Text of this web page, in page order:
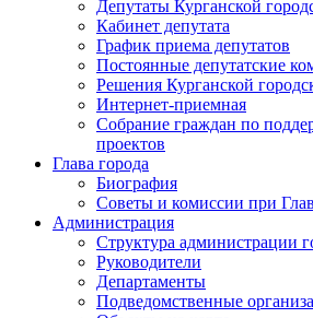
Депутаты Курганской
Кабинет депутата
График приема депутатов
Постоянные депутатские
Решения Курганской
Интернет-приемная
Собрание граждан по
проектов
Глава города
Биография
Советы и комиссии при
Администрация
Структура администрации
Руководители
Департаменты
Подведомственные